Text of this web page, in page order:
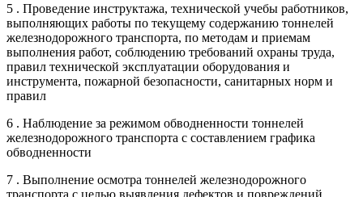
5 . Проведение инструктажа, технической учебы работников,
выполняющих работы по текущему содержанию тоннелей
железнодорожного транспорта, по методам и приемам
выполнения работ, соблюдению требований охраны труда,
правил технической эксплуатации оборудования и
инструмента, пожарной безопасности, санитарных норм и
правил
6 . Наблюдение за режимом обводненности тоннелей
железнодорожного транспорта с составлением графика
обводненности
7 . Выполнение осмотра тоннелей железнодорожного
транспорта с целью выявления дефектов и повреждений